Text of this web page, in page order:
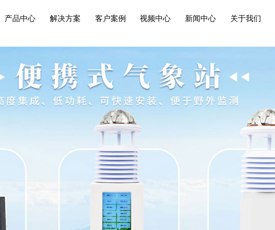
产品中心 解决方案 客户案例 视频中心 新闻中心 关于我们